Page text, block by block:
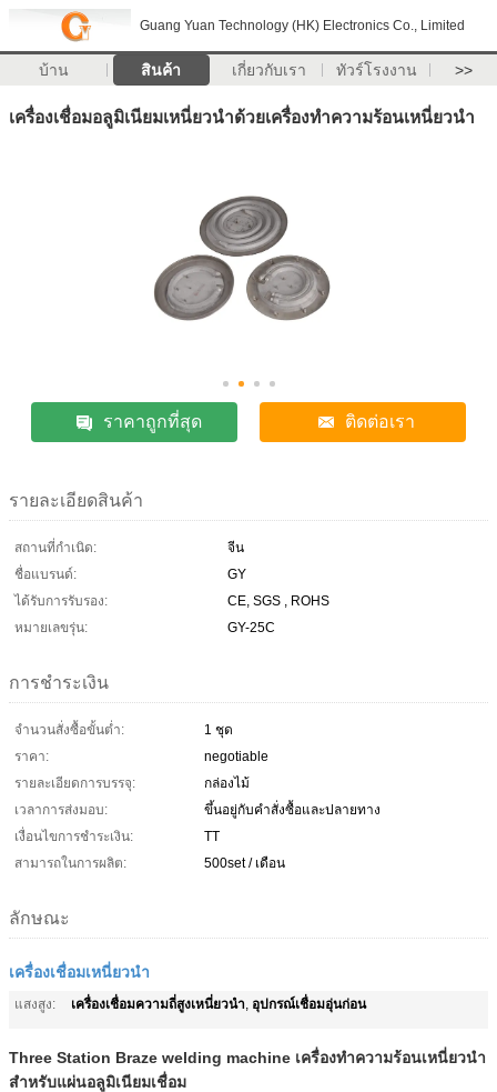
Guang Yuan Technology (HK) Electronics Co., Limited
บ้าน สินค้า เกี่ยวกับเรา ทัวร์โรงงาน >>
เครื่องเชื่อมอลูมิเนียมเหนี่ยวนำด้วยเครื่องทำความร้อนเหนี่ยวนำ
ราคาถูกที่สุด ติดต่อเรา
รายละเอียดสินค้า
สถานที่กำเนิด:
จีน
ชื่อแบรนด์:
GY
ได้รับการรับรอง:
CE, SGS , ROHS
หมายเลขรุ่น:
GY-25C
การชำระเงิน
จำนวนสั่งซื้อขั้นต่ำ:
1 ชุด
ราคา:
negotiable
รายละเอียดการบรรจุ:
กล่องไม้
เวลาการส่งมอบ:
ขึ้นอยู่กับคำสั่งซื้อและปลายทาง
เงื่อนไขการชำระเงิน:
TT
สามารถในการผลิต:
500set / เดือน
ลักษณะ
เครื่องเชื่อมเหนี่ยวนำ
แสงสูง: เครื่องเชื่อมความถี่สูงเหนี่ยวนำ, อุปกรณ์เชื่อมอุ่นก่อน
Three Station Braze welding machine เครื่องทำความร้อนเหนี่ยวนำ
สำหรับแผ่นอลูมิเนียมเชื่อม